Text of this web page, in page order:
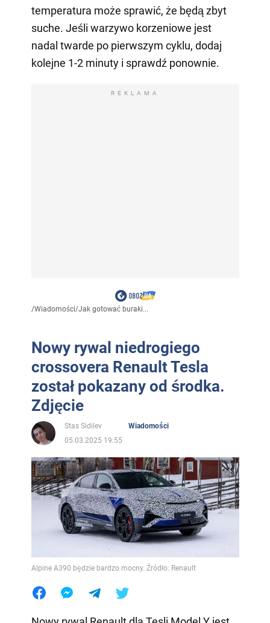
temperatura może sprawić, że będą zbyt
suche. Jeśli warzywo korzeniowe jest
nadal twarde po pierwszym cyklu, dodaj
kolejne 1-2 minuty i sprawdź ponownie.
REKLAMA
/Wiadomości/Jak gotować buraki...
Nowy rywal niedrogiego
crossovera Renault Tesla
został pokazany od środka.
Zdjęcie
Stas Sidilev
Wiadomości
05.03.2025 19:55
Alpine A390 będzie bardzo mocny. Źródło: Renault